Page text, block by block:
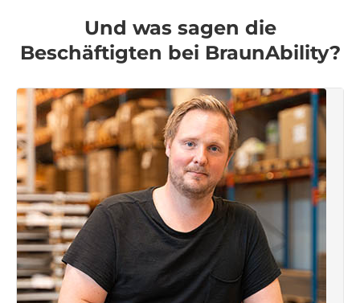
Und was sagen die
Beschäftigten bei BraunAbility?